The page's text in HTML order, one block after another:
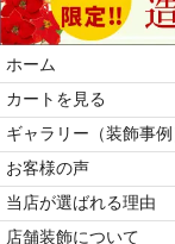
ホーム
カートを見る
ギャラリー（装飾事例
お客様の声
当店が選ばれる理由
店舗装飾について